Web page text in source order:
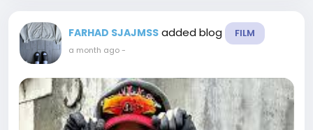
FARHAD SJAJMSS added blog FILM
a month ago-